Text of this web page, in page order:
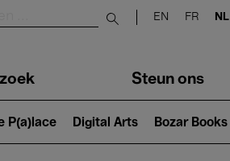
Submit search
EN FR NL
Steun ons
P(a)lace Digital Arts Bozar Books